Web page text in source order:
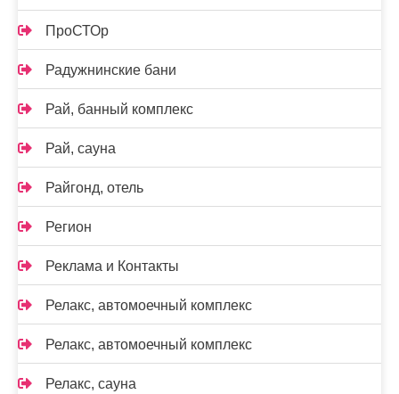
ПроСТОр
Радужнинские бани
Рай, банный комплекс
Рай, сауна
Райгонд, отель
Регион
Реклама и Контакты
Релакс, автомоечный комплекс
Релакс, автомоечный комплекс
Релакс, сауна